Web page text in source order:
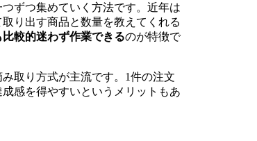
ずつ集めていく方法です。近年は
り出す商品と数量を教えてくれる
較的迷わず作業できるのが特徴で
取り方式が主流です。1件の注文
感を得やすいというメリットもあ